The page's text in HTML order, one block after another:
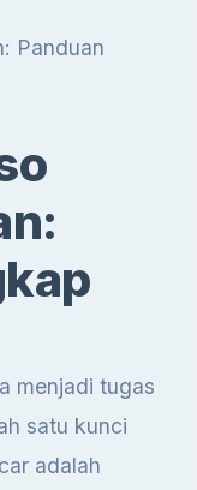
Panduan
menjadi tugas
satu kunci
adalah